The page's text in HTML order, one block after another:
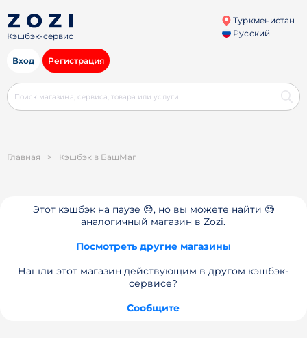
Кэшбэк-сервис
Туркменистан
Русский
Вход Регистрация
Главная > Кэшбэк в БашМаг
Этот кэшбэк на паузе 😔, но вы можете найти 🧐
аналогичный магазин в Zozi.
Посмотреть другие магазины
Нашли этот магазин действующим в другом кэшбэк-
сервисе?
Сообщите